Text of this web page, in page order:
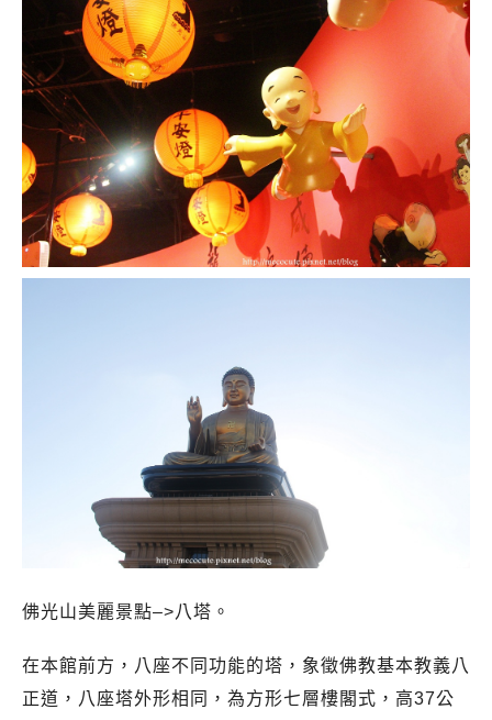
佛光山美麗景點–>八塔。
在本館前方，八座不同功能的塔，象徵佛教基本教義八
正道， 八座塔外形相同，為方形七層樓閣式，高37公